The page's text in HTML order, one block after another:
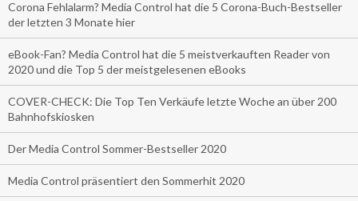
Corona Fehlalarm? Media Control hat die 5 Corona-Buch-Bestseller
der letzten 3 Monate hier
eBook-Fan? Media Control hat die 5 meistverkauften Reader von
2020 und die Top 5 der meistgelesenen eBooks
COVER-CHECK: Die Top Ten Verkäufe letzte Woche an über 200
Bahnhofskiosken
Der Media Control Sommer-Bestseller 2020
Media Control präsentiert den Sommerhit 2020